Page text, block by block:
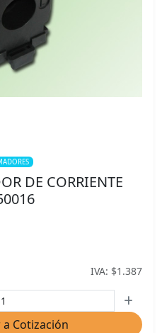
DE CORRIENTE
IVA: $1.387
Cotización